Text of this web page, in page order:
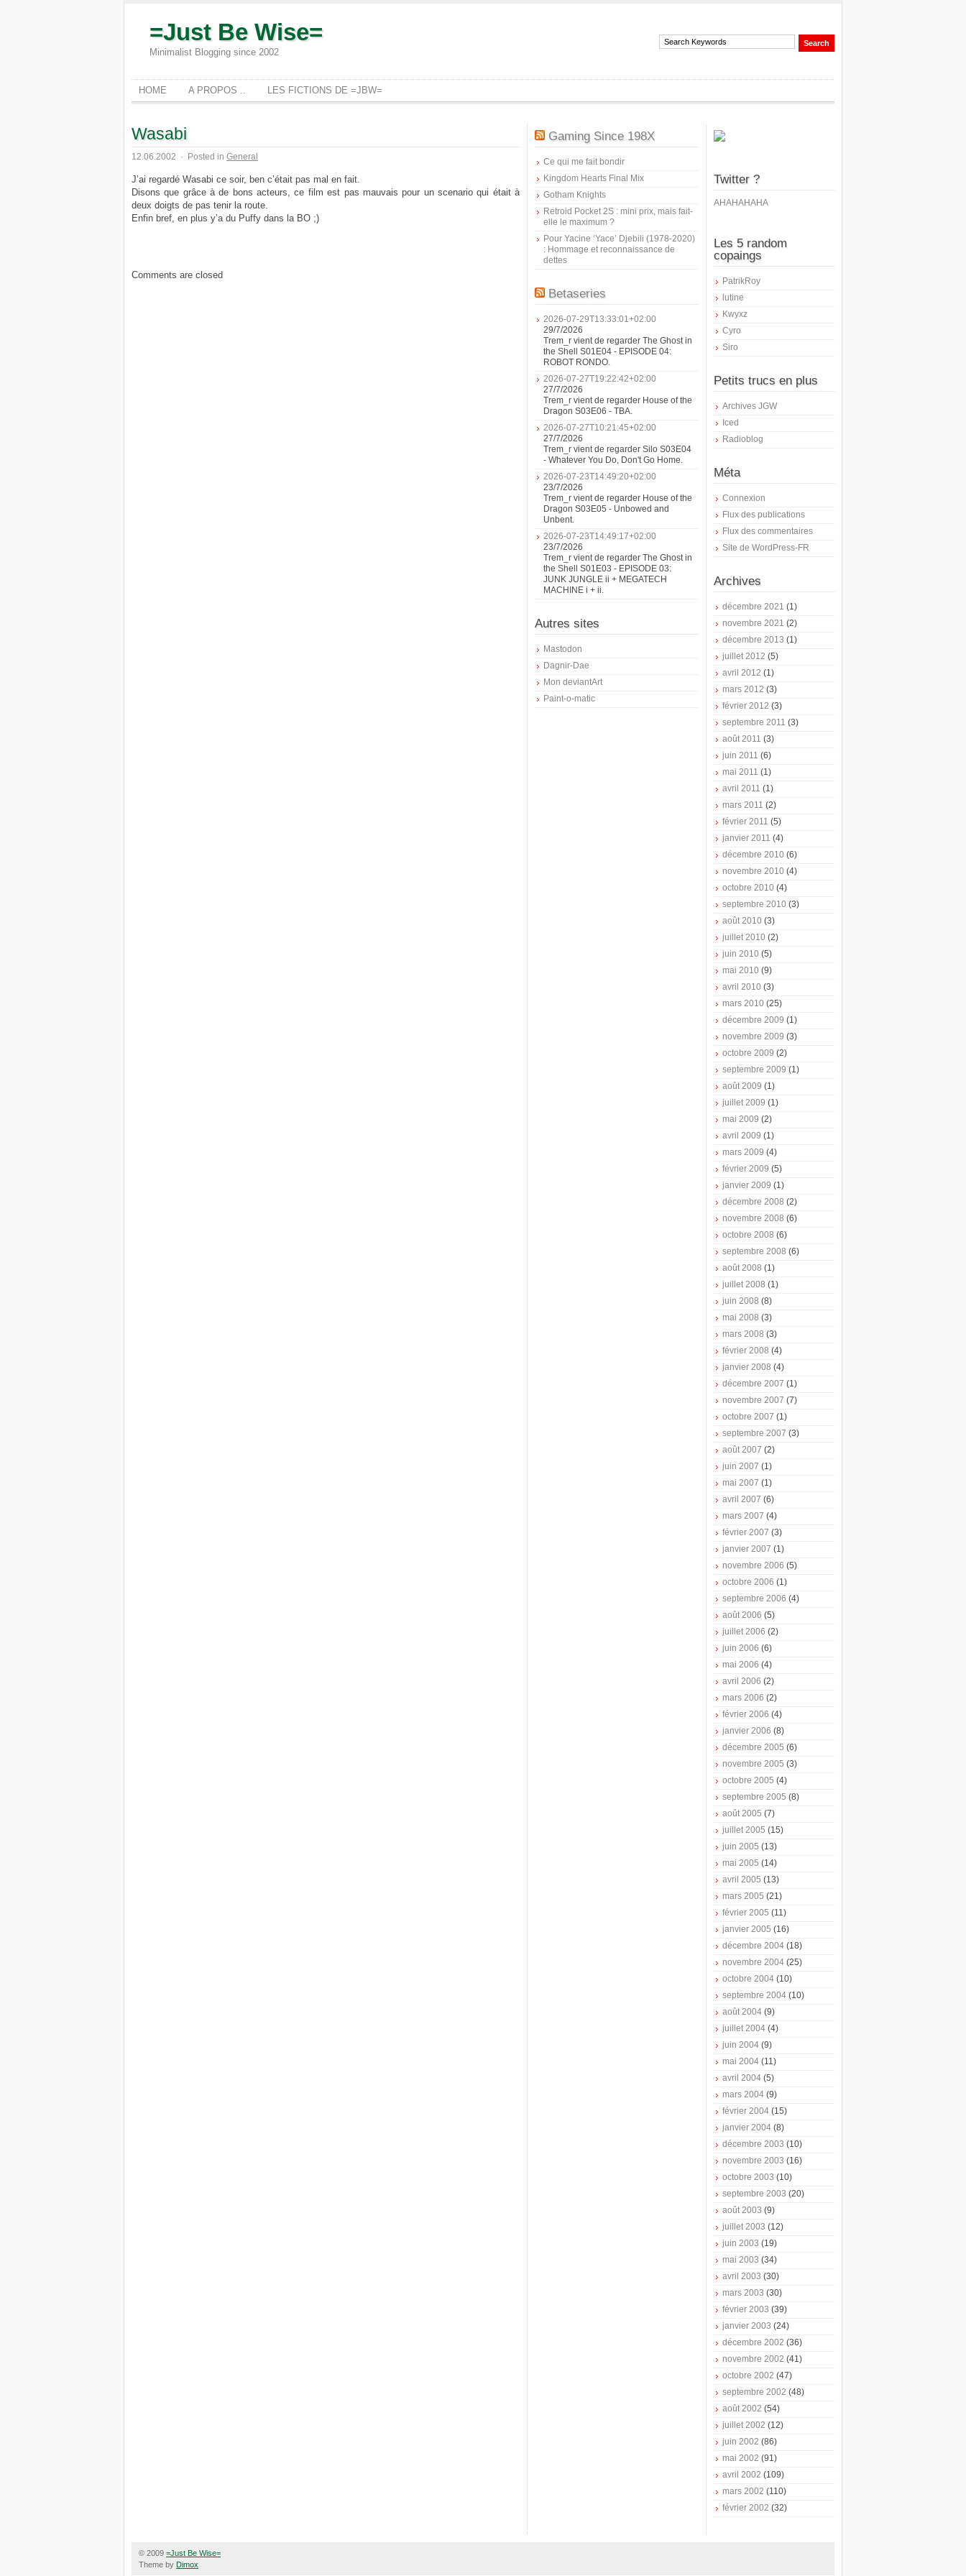
=Just Be Wise=
Minimalist Blogging since 2002
HOME A PROPOS .. LES FICTIONS DE =JBW=
Wasabi
12.06.2002 · Posted in General
J’ai regardé Wasabi ce soir, ben c’était pas mal en fait.
Disons que grâce à de bons acteurs, ce film est pas mauvais pour un scenario qui était à
deux doigts de pas tenir la route.
Enfin bref, en plus y’a du Puffy dans la BO ;)
Comments are closed
Gaming Since 198X
Ce qui me fait bondir
Kingdom Hearts Final Mix
Gotham Knights
Retroid Pocket 2S : mini prix, mais fait-
elle le maximum ?
Pour Yacine ‘Yace’ Djebili (1978-2020)
: Hommage et reconnaissance de
dettes
Betaseries
2026-07-29T13:33:01+02:00
29/7/2026
Trem_r vient de regarder The Ghost in
the Shell S01E04 - EPISODE 04:
ROBOT RONDO.
2026-07-27T19:22:42+02:00
27/7/2026
Trem_r vient de regarder House of the
Dragon S03E06 - TBA.
2026-07-27T10:21:45+02:00
27/7/2026
Trem_r vient de regarder Silo S03E04
- Whatever You Do, Don't Go Home.
2026-07-23T14:49:20+02:00
23/7/2026
Trem_r vient de regarder House of the
Dragon S03E05 - Unbowed and
Unbent.
2026-07-23T14:49:17+02:00
23/7/2026
Trem_r vient de regarder The Ghost in
the Shell S01E03 - EPISODE 03:
JUNK JUNGLE ii + MEGATECH
MACHINE i + ii.
Autres sites
Mastodon
Dagnir-Dae
Mon deviantArt
Paint-o-matic
Twitter ?
AHAHAHAHA
Les 5 random
copaings
PatrikRoy
lutine
Kwyxz
Cyro
Siro
Petits trucs en plus
Archives JGW
Iced
Radioblog
Méta
Connexion
Flux des publications
Flux des commentaires
Site de WordPress-FR
Archives
décembre 2021 (1)
novembre 2021 (2)
décembre 2013 (1)
juillet 2012 (5)
avril 2012 (1)
mars 2012 (3)
février 2012 (3)
septembre 2011 (3)
août 2011 (3)
juin 2011 (6)
mai 2011 (1)
avril 2011 (1)
mars 2011 (2)
février 2011 (5)
janvier 2011 (4)
décembre 2010 (6)
novembre 2010 (4)
octobre 2010 (4)
septembre 2010 (3)
août 2010 (3)
juillet 2010 (2)
juin 2010 (5)
mai 2010 (9)
avril 2010 (3)
mars 2010 (25)
décembre 2009 (1)
novembre 2009 (3)
octobre 2009 (2)
septembre 2009 (1)
août 2009 (1)
juillet 2009 (1)
mai 2009 (2)
avril 2009 (1)
mars 2009 (4)
février 2009 (5)
janvier 2009 (1)
décembre 2008 (2)
novembre 2008 (6)
octobre 2008 (6)
septembre 2008 (6)
août 2008 (1)
juillet 2008 (1)
juin 2008 (8)
mai 2008 (3)
mars 2008 (3)
février 2008 (4)
janvier 2008 (4)
décembre 2007 (1)
novembre 2007 (7)
octobre 2007 (1)
septembre 2007 (3)
août 2007 (2)
juin 2007 (1)
mai 2007 (1)
avril 2007 (6)
mars 2007 (4)
février 2007 (3)
janvier 2007 (1)
novembre 2006 (5)
octobre 2006 (1)
septembre 2006 (4)
août 2006 (5)
juillet 2006 (2)
juin 2006 (6)
mai 2006 (4)
avril 2006 (2)
mars 2006 (2)
février 2006 (4)
janvier 2006 (8)
décembre 2005 (6)
novembre 2005 (3)
octobre 2005 (4)
septembre 2005 (8)
août 2005 (7)
juillet 2005 (15)
juin 2005 (13)
mai 2005 (14)
avril 2005 (13)
mars 2005 (21)
février 2005 (11)
janvier 2005 (16)
décembre 2004 (18)
novembre 2004 (25)
octobre 2004 (10)
septembre 2004 (10)
août 2004 (9)
juillet 2004 (4)
juin 2004 (9)
mai 2004 (11)
avril 2004 (5)
mars 2004 (9)
février 2004 (15)
janvier 2004 (8)
décembre 2003 (10)
novembre 2003 (16)
octobre 2003 (10)
septembre 2003 (20)
août 2003 (9)
juillet 2003 (12)
juin 2003 (19)
mai 2003 (34)
avril 2003 (30)
mars 2003 (30)
février 2003 (39)
janvier 2003 (24)
décembre 2002 (36)
novembre 2002 (41)
octobre 2002 (47)
septembre 2002 (48)
août 2002 (54)
juillet 2002 (12)
juin 2002 (86)
mai 2002 (91)
avril 2002 (109)
mars 2002 (110)
février 2002 (32)
© 2009 =Just Be Wise=
Theme by Dimox